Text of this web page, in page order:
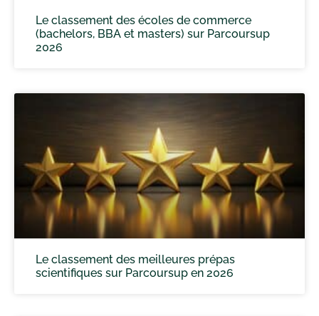
Le classement des écoles de commerce
(bachelors, BBA et masters) sur Parcoursup
2026
Le classement des meilleures prépas
scientifiques sur Parcoursup en 2026